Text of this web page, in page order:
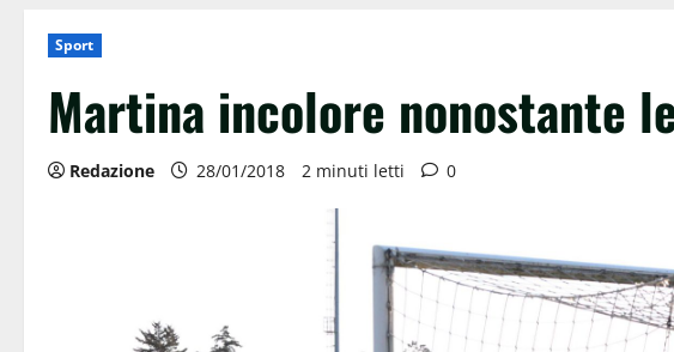
Sport
Martina incolore nonostante
Redazione 28/01/2018 2 minuti letti 0